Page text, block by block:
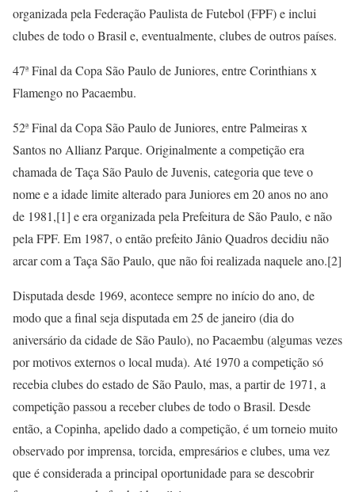
organizada pela Federação Paulista de Futebol (FPF) e inclui
clubes de todo o Brasil e, eventualmente, clubes de outros países.
47ª Final da Copa São Paulo de Juniores, entre Corinthians x
Flamengo no Pacaembu.
52ª Final da Copa São Paulo de Juniores, entre Palmeiras x
Santos no Allianz Parque. Originalmente a competição era
chamada de Taça São Paulo de Juvenis, categoria que teve o
nome e a idade limite alterado para Juniores em 20 anos no ano
de 1981,[1] e era organizada pela Prefeitura de São Paulo, e não
pela FPF. Em 1987, o então prefeito Jânio Quadros decidiu não
arcar com a Taça São Paulo, que não foi realizada naquele ano.[2]
Disputada desde 1969, acontece sempre no início do ano, de
modo que a final seja disputada em 25 de janeiro (dia do
aniversário da cidade de São Paulo), no Pacaembu (algumas vezes
por motivos externos o local muda). Até 1970 a competição só
recebia clubes do estado de São Paulo, mas, a partir de 1971, a
competição passou a receber clubes de todo o Brasil. Desde
então, a Copinha, apelido dado a competição, é um torneio muito
observado por imprensa, torcida, empresários e clubes, uma vez
que é considerada a principal oportunidade para se descobrir